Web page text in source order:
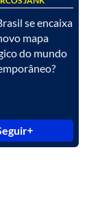
se encaixa
mapa
do mundo